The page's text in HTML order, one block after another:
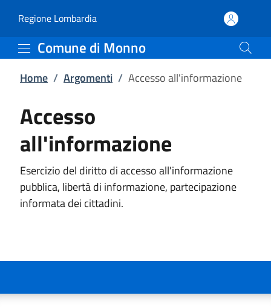
Accesso
Regione Lombardia(apre in un'altra scheda).
Comune di Monno
Home / Argomenti / Accesso all'informazione
Accesso
all'informazione
Esercizio del diritto di accesso all'informazione
pubblica, libertà di informazione, partecipazione
informata dei cittadini.